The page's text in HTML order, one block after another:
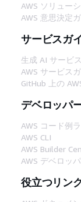
AWS ソリュー
AWS 意思決定
サービスガ
生成 AI サービ
AWS サービス
GitHub 上の
デベロッパ
AWS コード例
AWS CLI
AWS Builder
AWS デベロッ
役立つリン